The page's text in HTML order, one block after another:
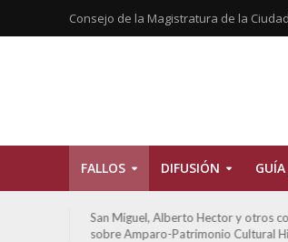
Consejo de la Magistratura de la
FALLOS DIFUSIÓN
San Miguel, Alberto Hector y otros
sobre Amparo-Patrimonio Cultural